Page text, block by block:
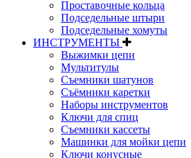
Проставочные кольца
Подседельные штыри
Подседельные хомуты
ИНСТРУМЕНТЫ
Выжимки цепи
Мультитулы
Съемники шатунов
Съёмники каретки
Наборы инструментов
Ключи для спиц
Съемники кассеты
Машинки для мойки цепи
Ключи конусные